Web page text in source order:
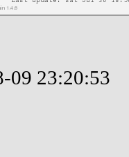
09 23:20:53